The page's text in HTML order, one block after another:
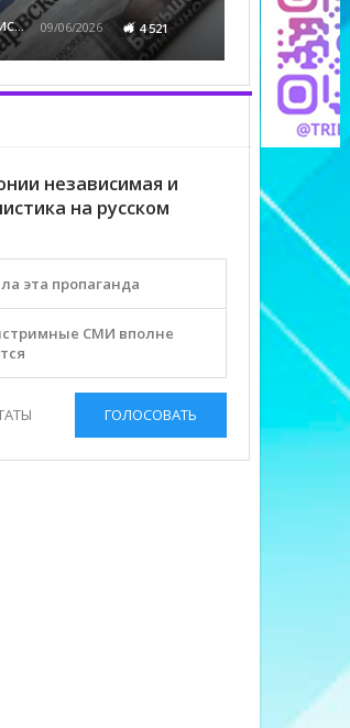
ЛЕОНИД ЦИНГИССЕР 09/06/2026 4 521
независимая и
на русском
эта пропаганда
СМИ вполне
ГОЛОСОВАТЬ